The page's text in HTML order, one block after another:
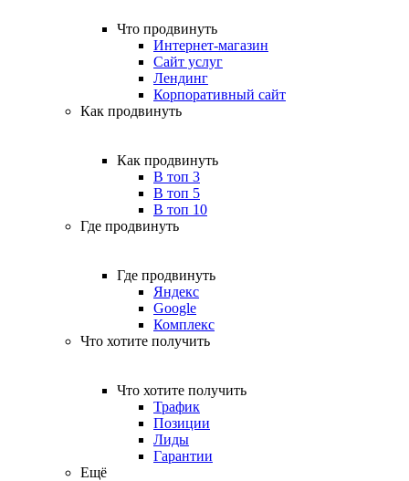
Что продвинуть
Интернет-магазин
Сайт услуг
Лендинг
Корпоративный сайт
Как продвинуть
Как продвинуть
В топ 3
В топ 5
В топ 10
Где продвинуть
Где продвинуть
Яндекс
Google
Комплекс
Что хотите получить
Что хотите получить
Трафик
Позиции
Лиды
Гарантии
Ещё